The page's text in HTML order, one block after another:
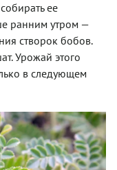
ее
ранним утром —
створок бобов.
Урожай этого
в следующем